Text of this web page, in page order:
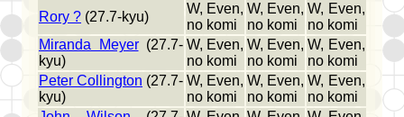
Rory ? (27.7-kyu)
W, Even,
no komi
W, Even,
no komi
W, Even,
no komi
Miranda Meyer(27.7-
kyu)
W, Even,
no komi
W, Even,
no komi
W, Even,
no komi
Peter Collington (27.7-
kyu)
W, Even,
no komi
W, Even,
no komi
W, Even,
no komi